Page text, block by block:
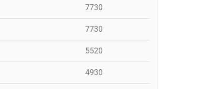
7730
7730
5520
4930